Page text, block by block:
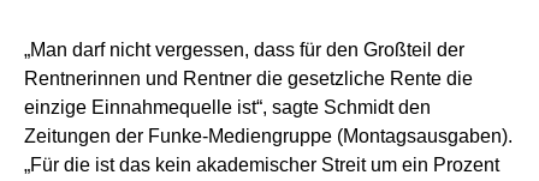
„Man darf nicht vergessen, dass für den Großteil der
Rentnerinnen und Rentner die gesetzliche Rente die
einzige Einnahmequelle ist“, sagte Schmidt den
Zeitungen der Funke-Mediengruppe (Montagsausgaben).
„Für die ist das kein akademischer Streit um ein Prozent